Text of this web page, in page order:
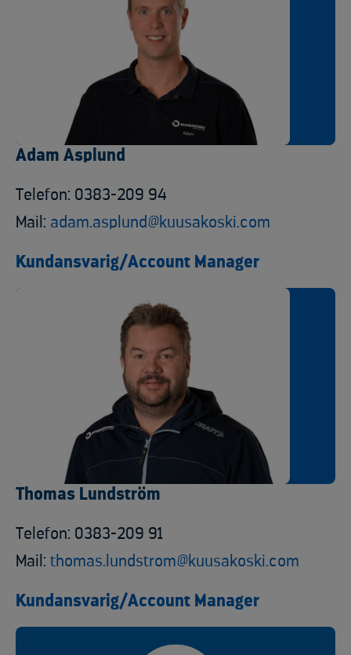
Adam Asplund
Telefon: 0383-209 94
Mail: adam.asplund@kuusakoski.com
Kundansvarig/Account Manager
Thomas Lundström
Telefon: 0383-209 91
Mail: thomas.lundstrom@kuusakoski.com
Kundansvarig/Account Manager